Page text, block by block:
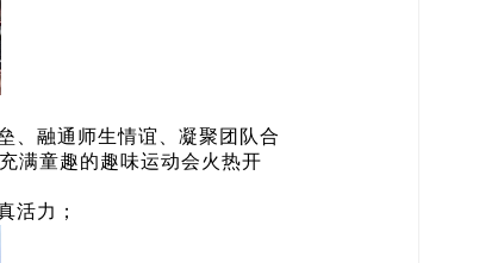
、融通师生情谊、凝聚团队合
满童趣的趣味运动会火热开
活力；